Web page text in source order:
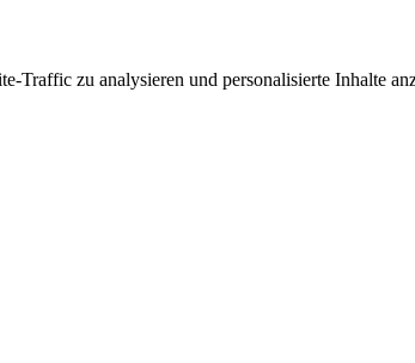
Traffic zu analysieren und personalisierte Inhalte